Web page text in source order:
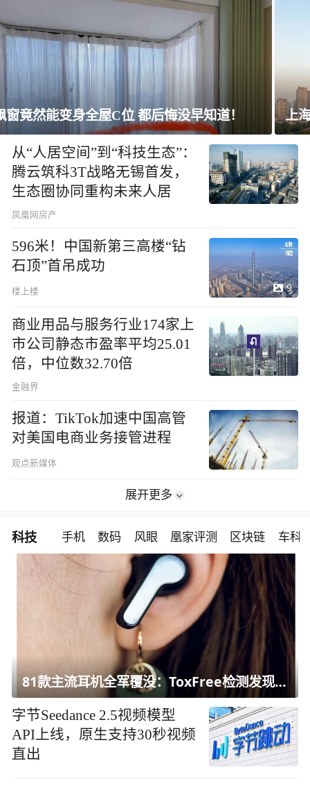
上海未建成的地标：“人”字大楼
从“人居空间”到“科技生态”：
腾云筑科3T战略无锡首发，
生态圈协同重构未来人居
凤凰网房产
596米！中国新第三高楼“钻
石顶”首吊成功
楼上楼 9
商业用品与服务行业174家上
市公司静态市盈率平均25.01
倍，中位数32.70倍
金融界
报道：TikTok加速中国高管
对美国电商业务接管进程
观点新媒体
展开更多
科技 手机 数码 风眼 凰家评测 区块链 车科
81款主流耳机全军覆没：ToxFree检测发现均含对人体有害化学物质
字节Seedance 2.5视频模型
API上线，原生支持30秒视频
直出